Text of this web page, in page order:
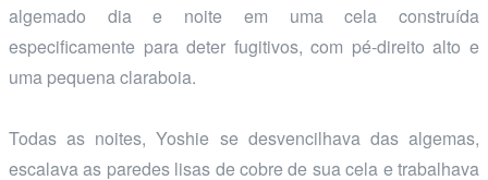
algemado dia e noite em uma cela construída
especificamente para deter fugitivos, com pé-direito alto e
uma pequena claraboia.
Todas as noites, Yoshie se desvencilhava das algemas,
escalava as paredes lisas de cobre de sua cela e trabalhava